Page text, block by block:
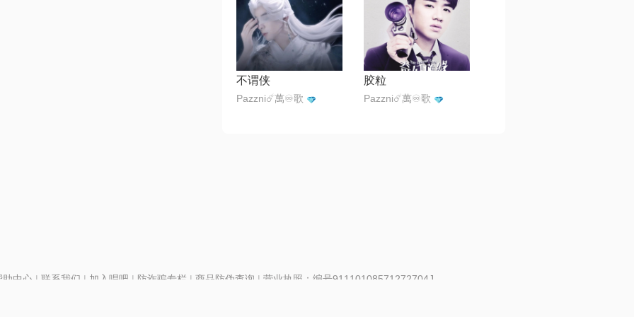
不谓侠
Pazzni☄️萬♾️歌
胶粒
Pazzni☄️萬♾️歌
助中心 | 联系我们 | 加入唱吧 | 防诈骗专栏 | 商品防伪查询 | 营业执照：编号91110108571272704J